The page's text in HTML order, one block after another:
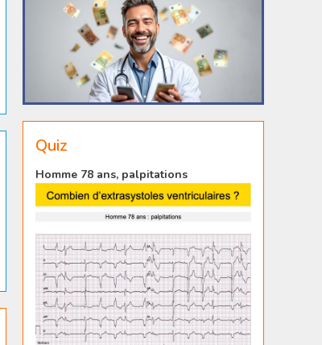
Quiz
Homme 78 ans, palpitations